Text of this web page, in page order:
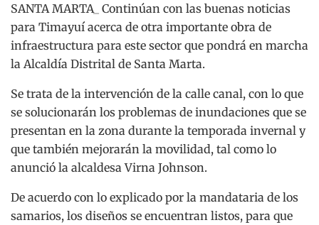
SANTA MARTA_ Continúan con las buenas noticias
para Timayuí acerca de otra importante obra de
infraestructura para este sector que pondrá en marcha
la Alcaldía Distrital de Santa Marta.
Se trata de la intervención de la calle canal, con lo que
se solucionarán los problemas de inundaciones que se
presentan en la zona durante la temporada invernal y
que también mejorarán la movilidad, tal como lo
anunció la alcaldesa Virna Johnson.
De acuerdo con lo explicado por la mandataria de los
samarios, los diseños se encuentran listos, para que